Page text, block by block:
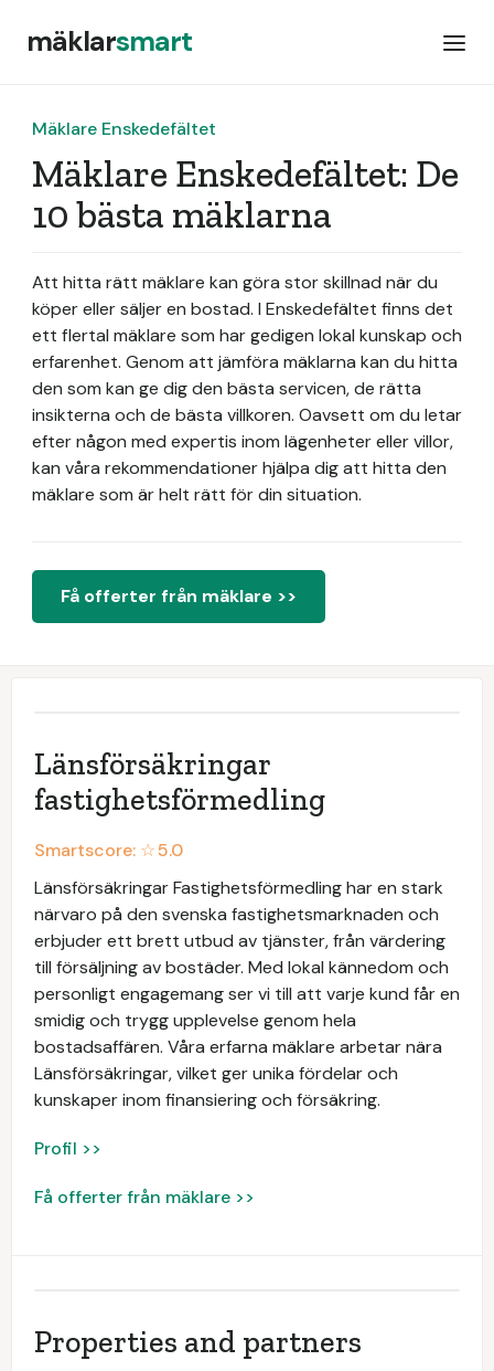
mäklarsmart
Mäklare Enskedefältet
Mäklare Enskedefältet: De
10 bästa mäklarna
Att hitta rätt mäklare kan göra stor skillnad när du
köper eller säljer en bostad. I Enskedefältet finns det
ett flertal mäklare som har gedigen lokal kunskap och
erfarenhet. Genom att jämföra mäklarna kan du hitta
den som kan ge dig den bästa servicen, de rätta
insikterna och de bästa villkoren. Oavsett om du letar
efter någon med expertis inom lägenheter eller villor,
kan våra rekommendationer hjälpa dig att hitta den
mäklare som är helt rätt för din situation.
Få offerter från mäklare >>
Länsförsäkringar
fastighetsförmedling
Smartscore: ☆5.0
Länsförsäkringar Fastighetsförmedling har en stark
närvaro på den svenska fastighetsmarknaden och
erbjuder ett brett utbud av tjänster, från värdering
till försäljning av bostäder. Med lokal kännedom och
personligt engagemang ser vi till att varje kund får en
smidig och trygg upplevelse genom hela
bostadsaffären. Våra erfarna mäklare arbetar nära
Länsförsäkringar, vilket ger unika fördelar och
kunskaper inom finansiering och försäkring.
Profil >>
Få offerter från mäklare >>
Properties and partners